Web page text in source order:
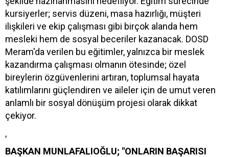
kursiyerler; servis düzeni, masa hazırlığı, müşteri
ilişkileri ve ekip çalışması gibi birçok alanda hem
mesleki hem de sosyal beceriler kazanacak. DOSD
Meram'da verilen bu eğitimler, yalnızca bir meslek
kazandırma çalışması olmanın ötesinde; özel
bireylerin özgüvenlerini artıran, toplumsal hayata
katılımlarını güçlendiren ve aileler için de umut veren
anlamlı bir sosyal dönüşüm projesi olarak dikkat
çekiyor.
,
BAŞKAN MUNLAFALIOĞLU; "ONLARIN BAŞARISI